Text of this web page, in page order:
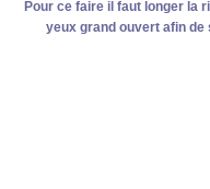
Pour ce faire il faut longer la
yeux grand ouvert afin